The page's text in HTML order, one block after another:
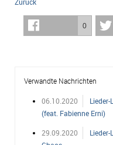
0
Verwandte Nachrichten
06.10.2020
(feat. Fabienne Erni)
29.09.2020